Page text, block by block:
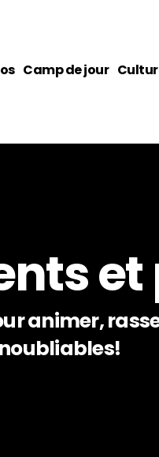
Camp de jour
animer,